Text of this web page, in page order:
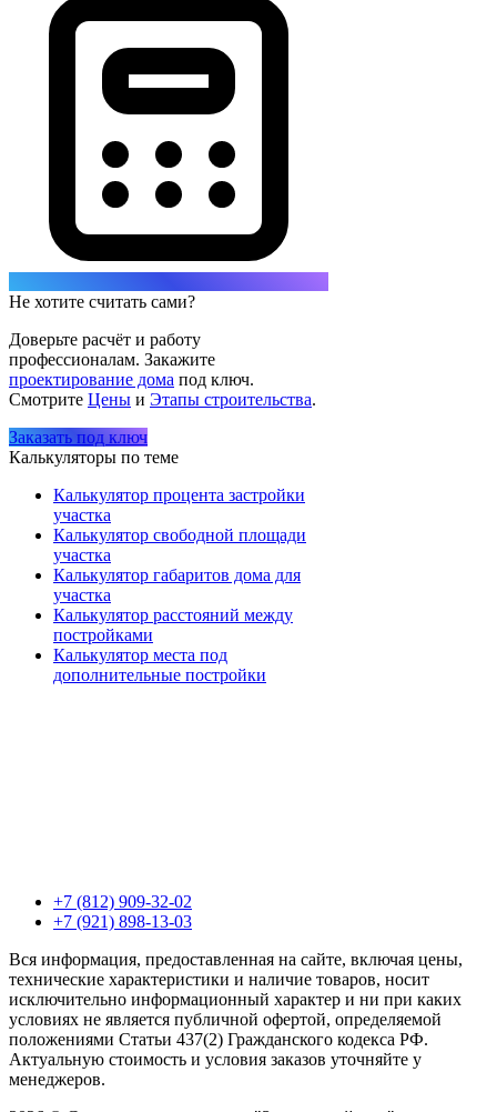
Не хотите считать сами?
Доверьте расчёт и работу
профессионалам. Закажите
проектирование дома под ключ.
Смотрите Цены и Этапы строительства.
Заказать под ключ
Калькуляторы по теме
Калькулятор процента застройки
участка
Калькулятор свободной площади
участка
Калькулятор габаритов дома для
участка
Калькулятор расстояний между
постройками
Калькулятор места под
дополнительные постройки
+7 (812) 909-32-02
+7 (921) 898-13-03
Вся информация, предоставленная на сайте, включая цены,
технические характеристики и наличие товаров, носит
исключительно информационный характер и ни при каких
условиях не является публичной офертой, определяемой
положениями Статьи 437(2) Гражданского кодекса РФ.
Актуальную стоимость и условия заказов уточняйте у
менеджеров.